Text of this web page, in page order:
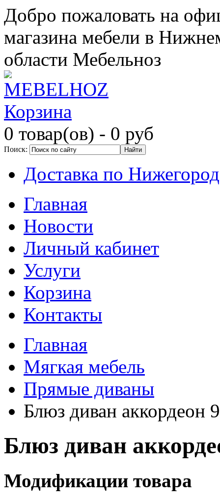
Добро пожаловать на
магазина мебели в
области Мебельноз
Корзина
0 товар(ов) - 0 руб
Поиск:
Доставка по
Главная
Новости
Личный кабинет
Услуги
Корзина
Контакты
Главная
Мягкая мебель
Прямые диваны
Блюз диван аккордеон
Блюз диван
Модификации товара